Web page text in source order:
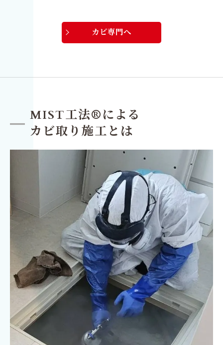
カビ専門へ
MIST工法®による
カビ取り施工とは